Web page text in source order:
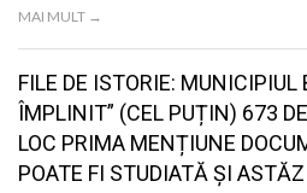
MAI MULT →
FILE DE ISTORIE: MUNICIPIUL
ÎMPLINIT” (CEL PUȚIN) 673
LOC PRIMA MENȚIUNE
POATE FI STUDIATĂ ȘI